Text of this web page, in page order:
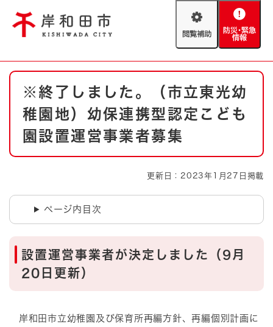
閲
助
防
緊
情
報
やさしい日本語
文字サイズ 標準 拡大
防災・緊急情報 救急・消防
ハザードマップ AED設置箇所
本
※終了しました。（市立東光幼
稚園地）幼保連携型認定こども
園設置運営事業者募集
更新日：2023年1月27日掲載
ページ内目次
設置運営事業者が決定しました（9月
20日更新）
岸和田市立幼稚園及び保育所再編方針、再編個別計画に